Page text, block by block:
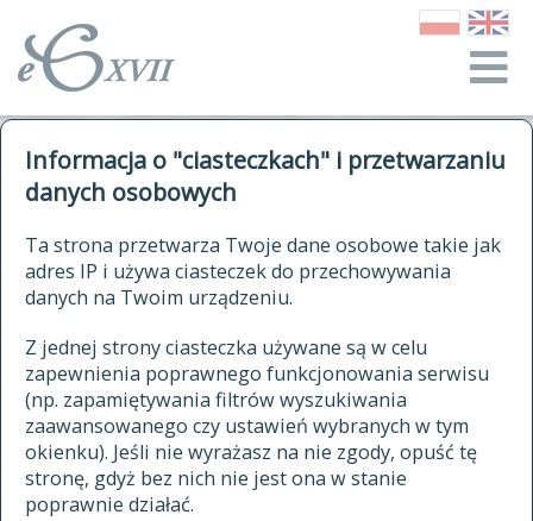
Informacja o "ciasteczkach" i przetwarzaniu
danych osobowych
Ta strona przetwarza Twoje dane osobowe takie jak
adres IP i używa ciasteczek do przechowywania
danych na Twoim urządzeniu.
Z jednej strony ciasteczka używane są w celu
zapewnienia poprawnego funkcjonowania serwisu
(np. zapamiętywania filtrów wyszukiwania
zaawansowanego czy ustawień wybranych w tym
okienku). Jeśli nie wyrażasz na nie zgody, opuść tę
stronę, gdyż bez nich nie jest ona w stanie
poprawnie działać.
autorzy Słownika
historia
publikacje
źródła
autorzy tekstów źródłowych
zasady opracowania
statystyki
najnowsze hasła
ostatnio zmodyfikowane hasła
kwerendy
jak cytować Słownik
ELEKTRONICZNY SŁOWNIK
JĘZYKA POLSKIEGO
XVII I XVIII WIEKU
znajdź hasła
zaczynające się od